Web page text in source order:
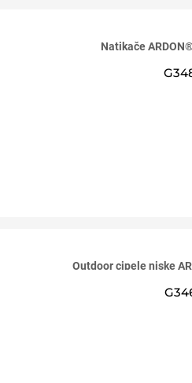
Natikače
Outdoor cipele niske